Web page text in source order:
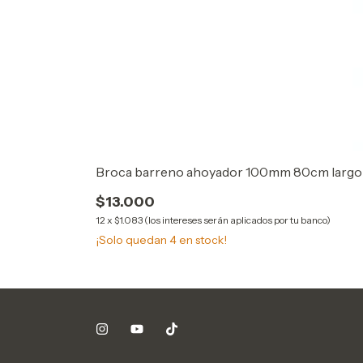
Broca barreno ahoyador 100mm 80cm largo
$13.000
12 x $1.083 (los intereses serán aplicados por tu banco)
¡Solo quedan 4en stock!